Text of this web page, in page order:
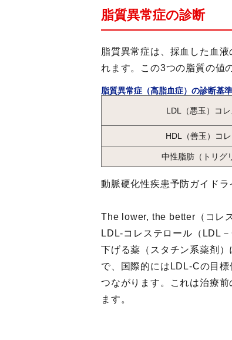
脂質異常症の診断
脂質異常症は、採血した血
れます。この3つの脂質の値
脂質異常症（高脂血症）の診断基
LDL（悪玉）コ
HDL（善玉）コ
中性脂肪（トリグ
動脈硬化性疾患予防ガイド
The lower, the better（コレ
LDL-コレステロール（LDL
下げる薬（スタチン系薬剤
で、国際的にはLDL-Cの目
つながります。これは治療
ます。